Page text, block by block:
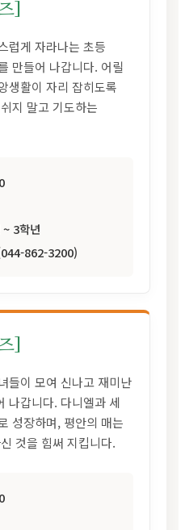
]
럽게 자라나는 초등
만들어 나갑니다. 어릴
생활이 자리 잡히도록
지 말고 기도하는
3학년
862-3200)
]
들이 모여 신나고 재미난
나갑니다. 다니엘과 세
성장하며, 평안의 매는
것을 힘써 지킵니다.